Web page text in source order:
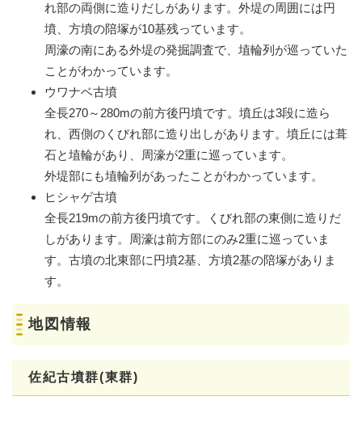
れ部の両側に造りだしがあります。外堤の周囲には円
墳、方墳の陪塚が10基残っています。
周濠の南にある外堤の発掘調査で、埴輪列が巡っていた
ことがわかっています。
ウワナベ古墳
全長270～280mの前方後円墳です。墳丘は3段に造ら
れ、西側のくびれ部に造り出しがあります。墳丘には葺
石と埴輪があり、周濠が2重に巡っています。
外堤部にも埴輪列があったことがわかっています。
ヒシャゲ古墳
全長219mの前方後円墳です。くびれ部の東側に造りだ
しがあります。周濠は前方部にのみ2重に巡っていま
す。古墳の北東部に円墳2基、方墳2基の陪塚がありま
す。
地図情報
佐紀古墳群(東群)